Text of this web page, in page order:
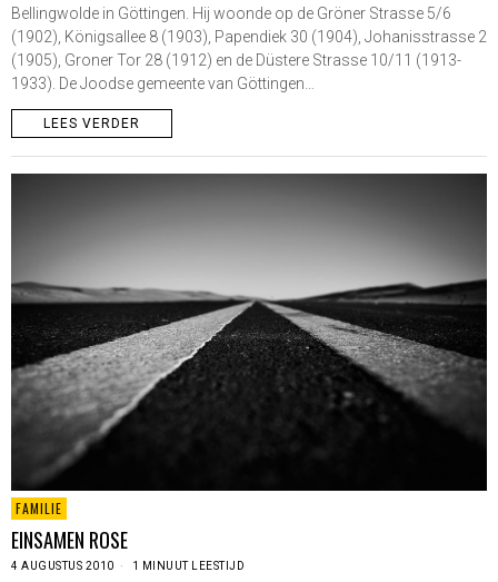
Bellingwolde in Göttingen. Hij woonde op de Gröner Strasse 5/6
(1902), Königsallee 8 (1903), Papendiek 30 (1904), Johanisstrasse 2
(1905), Groner Tor 28 (1912) en de Düstere Strasse 10/11 (1913-
1933). De Joodse gemeente van Göttingen…
LEES VERDER
FAMILIE
EINSAMEN ROSE
4 AUGUSTUS 2010 1 MINUUT LEESTIJD